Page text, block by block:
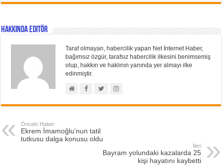
Hakkında Editör
Taraf olmayan, habercilik yapan Net İnternet Haber,
bağımsız özgür, tarafsız habercilik ilkesini benimsemiş
olup, hakkın ve haklının yanında yer almayı ilke
edinmiştir.
Önceki Haber
Ekrem İmamoğlu’nun tatil
tutkusu dalga konusu oldu
İleri
Bayram yolundaki kazalarda 25
kişi hayatını kaybetti